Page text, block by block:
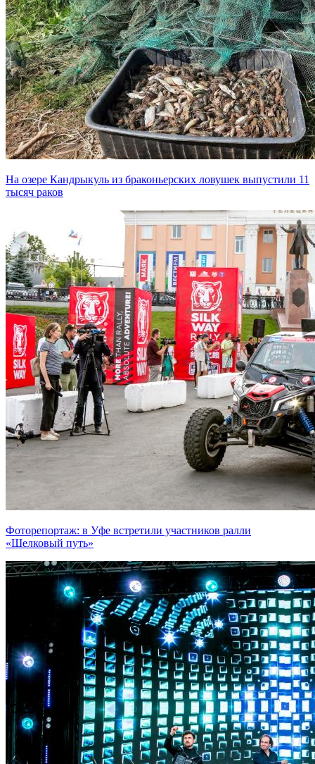
На озере Кандрыкуль из браконьерских ловушек выпустили 11
тысяч раков
Фоторепортаж: в Уфе встретили участников ралли
«Шелковый путь»